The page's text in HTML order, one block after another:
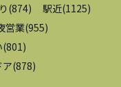
(874) 駅近(1125)
営業(955)
(801 )
(878)